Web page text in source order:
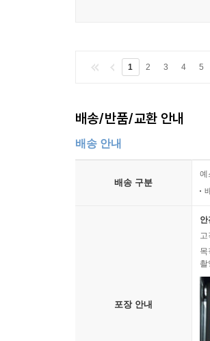
1 2 3 4 5
배송/반품/교환 안내
배송 안내
배송 구분
예
포장 안내
안
고
목
촬